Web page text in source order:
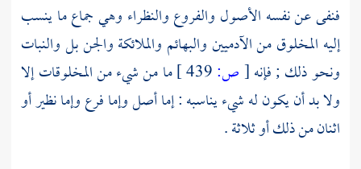
فنفى عن نفسه الأصول والفروع والنظراء وهي جماع ما ينسب
إليه المخلوق من الآدميين والبهائم والملائكة والجن بل والنبات
ونحو ذلك ; فإنه[ص:
ما من شيء من المخلوقات إلا
ولا بد أن يكون له شيء يناسبه : إما أصل وإما فرع وإما نظير أو
اثنان من ذلك أو ثلاثة .